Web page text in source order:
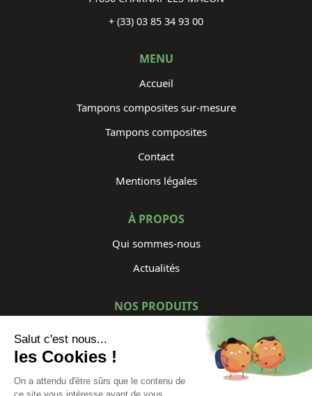
+ (33) 03 85 34 93 00
MENU
Accueil
Tampons composites sur-mesure
Tampons composites
Contact
Mentions légales
À PROPOS
Qui sommes-nous
Actualités
NOS PRODUITS
Tampons sur mesure
Caillebotis